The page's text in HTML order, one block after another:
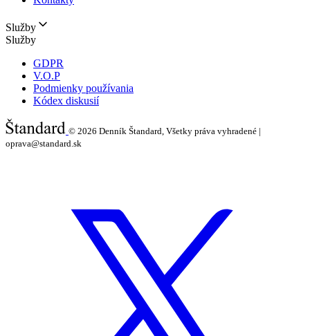
Služby
Služby
GDPR
V.O.P
Podmienky používania
Kódex diskusií
© 2026 Denník Štandard, Všetky práva vyhradené |
oprava@standard.sk